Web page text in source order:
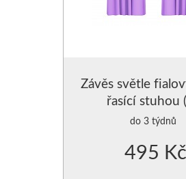
Závěs světle
řasící stuhou
žabky,háčky)
do 3 týdnů
495 Kč